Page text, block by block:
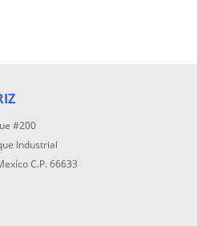
#200
Industrial
C.P. 66633